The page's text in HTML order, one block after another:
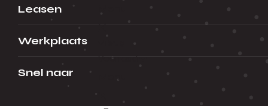
Voorraad
Leasen
Werkplaats
Snel naar